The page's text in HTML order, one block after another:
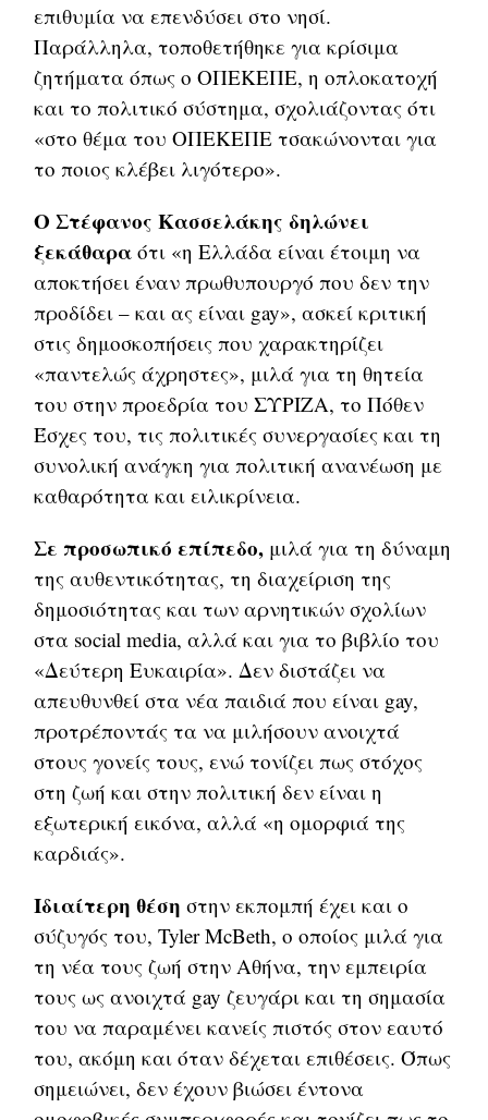
επιθυμία να επενδύσει στο νησί.
Παράλληλα, τοποθετήθηκε για κρίσιμα
ζητήματα όπως ο ΟΠΕΚΕΠΕ, η οπλοκατοχή
και το πολιτικό σύστημα, σχολιάζοντας ότι
«στο θέμα του ΟΠΕΚΕΠΕ τσακώνονται για
το ποιος κλέβει λιγότερο».
Ο Στέφανος Κασσελάκης δηλώνει
ξεκάθαρα ότι «η Ελλάδα είναι έτοιμη να
αποκτήσει έναν πρωθυπουργό που δεν την
προδίδει – και ας είναι gay», ασκεί κριτική
στις δημοσκοπήσεις που χαρακτηρίζει
«παντελώς άχρηστες», μιλά για τη θητεία
του στην προεδρία του ΣΥΡΙΖΑ, το Πόθεν
Έσχες του, τις πολιτικές συνεργασίες και τη
συνολική ανάγκη για πολιτική ανανέωση με
καθαρότητα και ειλικρίνεια.
Σε προσωπικό επίπεδο, μιλά για τη δύναμη
της αυθεντικότητας, τη διαχείριση της
δημοσιότητας και των αρνητικών σχολίων
στα social media, αλλά και για το βιβλίο του
«Δεύτερη Ευκαιρία». Δεν διστάζει να
απευθυνθεί στα νέα παιδιά που είναι gay,
προτρέποντάς τα να μιλήσουν ανοιχτά
στους γονείς τους, ενώ τονίζει πως στόχος
στη ζωή και στην πολιτική δεν είναι η
εξωτερική εικόνα, αλλά «η ομορφιά της
καρδιάς».
Ιδιαίτερη θέση στην εκπομπή έχει και ο
σύζυγός του, Tyler McBeth, ο οποίος μιλά για
τη νέα τους ζωή στην Αθήνα, την εμπειρία
τους ως ανοιχτά gay ζευγάρι και τη σημασία
του να παραμένει κανείς πιστός στον εαυτό
του, ακόμη και όταν δέχεται επιθέσεις. Όπως
σημειώνει, δεν έχουν βιώσει έντονα